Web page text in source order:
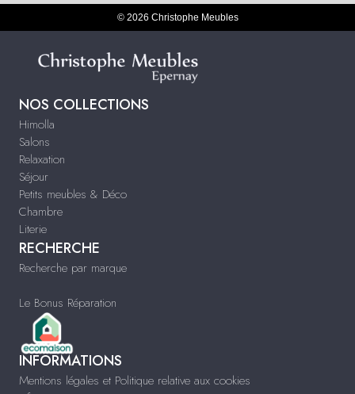
© 2026 Christophe Meubles
NOS COLLECTIONS
Himolla
Salons
Relaxation
Séjour
Petits meubles & Déco
Chambre
Literie
RECHERCHE
Recherche par marque
Le Bonus Réparation
INFORMATIONS
Mentions légales et Politique relative aux cookies